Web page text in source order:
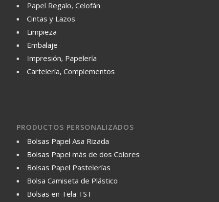
Papel Regalo, Celofán
Cintas y Lazos
Limpieza
Embalaje
Impresión, Papelería
Cartelería, Complementos
PRODUCTOS PERSONALIZADOS
Bolsas Papel Asa Rizada
Bolsas Papel más de dos Colores
Bolsas Papel Pastelerías
Bolsa Camiseta de Plástico
Bolsas en Tela TST